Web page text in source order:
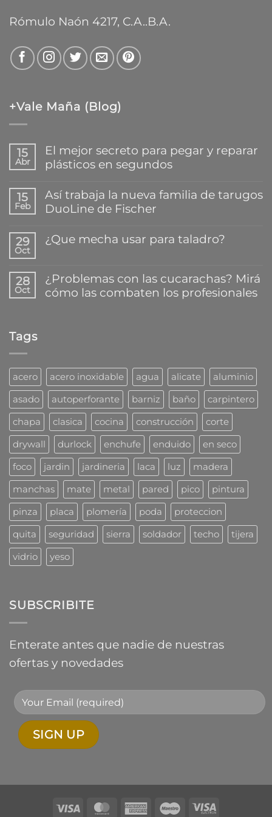
Rómulo Naón 4217, C.A..B.A.
+Vale Maña (Blog)
15
Abr
El mejor secreto para pegar y reparar
plásticos en segundos
hay
comentarios
en
secreto
para
reparar
plásticos
en
15
Feb
Así trabaja la nueva familia de tarugos
DuoLine de Fischer
hay
comentarios
la
nueva
29
Oct
¿Que mecha usar para taladro?
comentarios
en
¿Que
28
Oct
¿Problemas con las cucarachas? Mirá
cómo las combaten los profesionales
cucarachas?
Mirá
cómo
las
combaten
los
profesionales
Tags
acero acero inoxidable agua alicate
aluminio
asado
autoperforante barniz baño
carpintero
chapa
clasica cocina construcción
corte
drywall
durlock enchufe enduido
en seco
foco
jardin jardineria laca luz
madera
manchas
mate metal pared pico
pintura
pinza
placa plomería poda
proteccion
quita
seguridad sierra soldador techo
tijera
vidrio
yeso
SUBSCRIBITE
Enterate antes que nadie de nuestras
ofertas y novedades
Visa MasterCardAmericanMaestroVisa